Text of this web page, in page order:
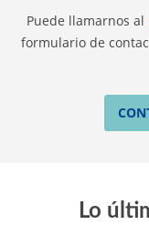
Puede llamarnos al
formulario de
Lo